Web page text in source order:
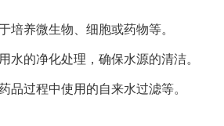
培养微生物、细胞或药物等。
水的净化处理，确保水源的清洁。
品过程中使用的自来水过滤等。